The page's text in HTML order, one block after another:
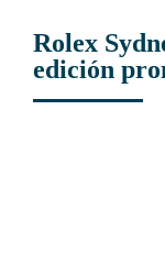
Rolex
edición